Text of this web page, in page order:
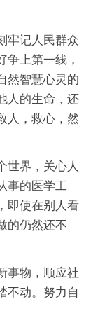
牢记人民群众
争上第一线，
然智慧心灵的
人的生命，还
人，救心，然
世界，关心人
事的医学工
即使在别人看
的仍然还不
事物，顺应社
不动。努力自